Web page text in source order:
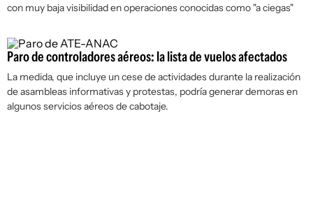
con muy baja visibilidad en operaciones conocidas como "a ciegas"
Paro de controladores aéreos: la lista de vuelos afectados
La medida, que incluye un cese de actividades durante la realización
de asambleas informativas y protestas, podría generar demoras en
algunos servicios aéreos de cabotaje.